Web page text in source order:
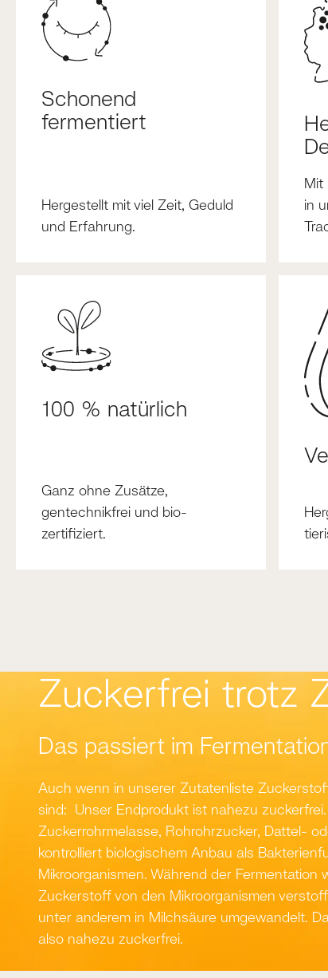
Schonend
fermentiert
Hergestellt mit viel Zeit, Geduld
und Erfahrung.
Mit
in
100 % natürlich
Ganz ohne Zusätze,
gentechnikfrei und bio-
zertifiziert.
Zuckerfrei trotz
Das passiert im
Auch wenn in unserer Zutatenliste
sind: Unser Endprodukt ist nahezu
Zuckerrohrmelasse, Rohrohrzucker, Dattel-
kontrolliert biologischem Anbau als
Mikroorganismen. Während der Fermentation
Zuckerstoff von den Mikroorganismen
unter anderem in Milchsäure umgewandelt.
also nahezu zuckerfrei.